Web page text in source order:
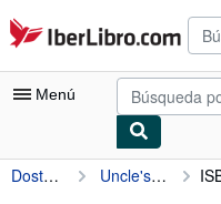
Pasar al contenido principal
IberLibro.com
Menú
Mi cuenta
Dostoyevsky, Fyodor Uncle's Dream